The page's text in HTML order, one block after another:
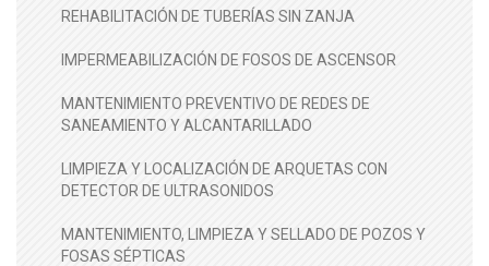
REHABILITACIÓN DE TUBERÍAS SIN ZANJA
IMPERMEABILIZACIÓN DE FOSOS DE ASCENSOR
MANTENIMIENTO PREVENTIVO DE REDES DE
SANEAMIENTO Y ALCANTARILLADO
LIMPIEZA Y LOCALIZACIÓN DE ARQUETAS CON
DETECTOR DE ULTRASONIDOS
MANTENIMIENTO, LIMPIEZA Y SELLADO DE POZOS Y
FOSAS SÉPTICAS